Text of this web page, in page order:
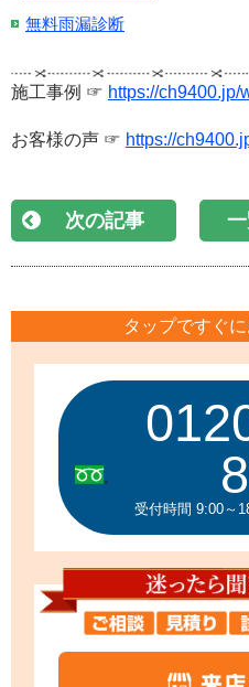
無料雨漏診断
施工事例 ☞ https://ch9400.jp/
お客様の声 ☞ https://
次の記事
タップですぐ
受付時間 9:00～